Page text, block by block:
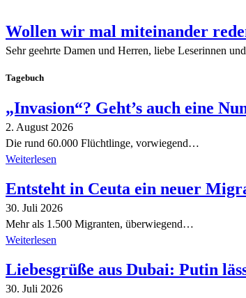
Wollen wir mal miteinander
Sehr geehrte Damen und Herren, liebe Leserinnen
Tagebuch
„Invasion“? Geht’s auch eine
2. August 2026
Die rund 60.000 Flüchtlinge, vorwiegend…
Weiterlesen
Entsteht in Ceuta ein neuer
30. Juli 2026
Mehr als 1.500 Migranten, überwiegend…
Weiterlesen
Liebesgrüße aus Dubai: Putin
30. Juli 2026